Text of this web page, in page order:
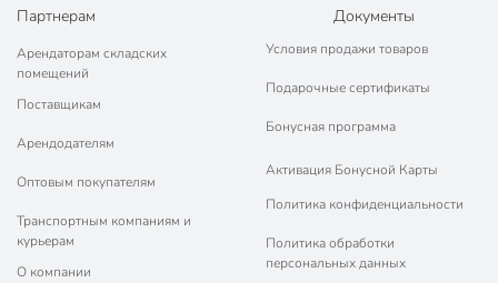
Партнерам
Арендаторам складских
помещений
Поставщикам
Арендодателям
Оптовым покупателям
Транспортным компаниям и
курьерам
О компании
Документы
Условия продажи товаров
Подарочные сертификаты
Бонусная программа
Активация Бонусной Карты
Политика конфиденциальности
Политика обработки
персональных данных